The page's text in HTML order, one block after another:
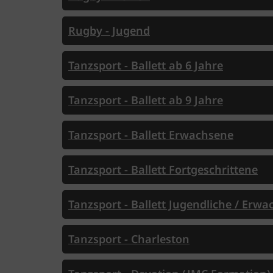
Rugby - Jugend
Tanzsport - Ballett ab 6 Jahre
Tanzsport - Ballett ab 9 Jahre
Tanzsport - Ballett Erwachsene
Tanzsport - Ballett Fortgeschrittene
Tanzsport - Ballett Jugendliche /
Tanzsport - Charleston